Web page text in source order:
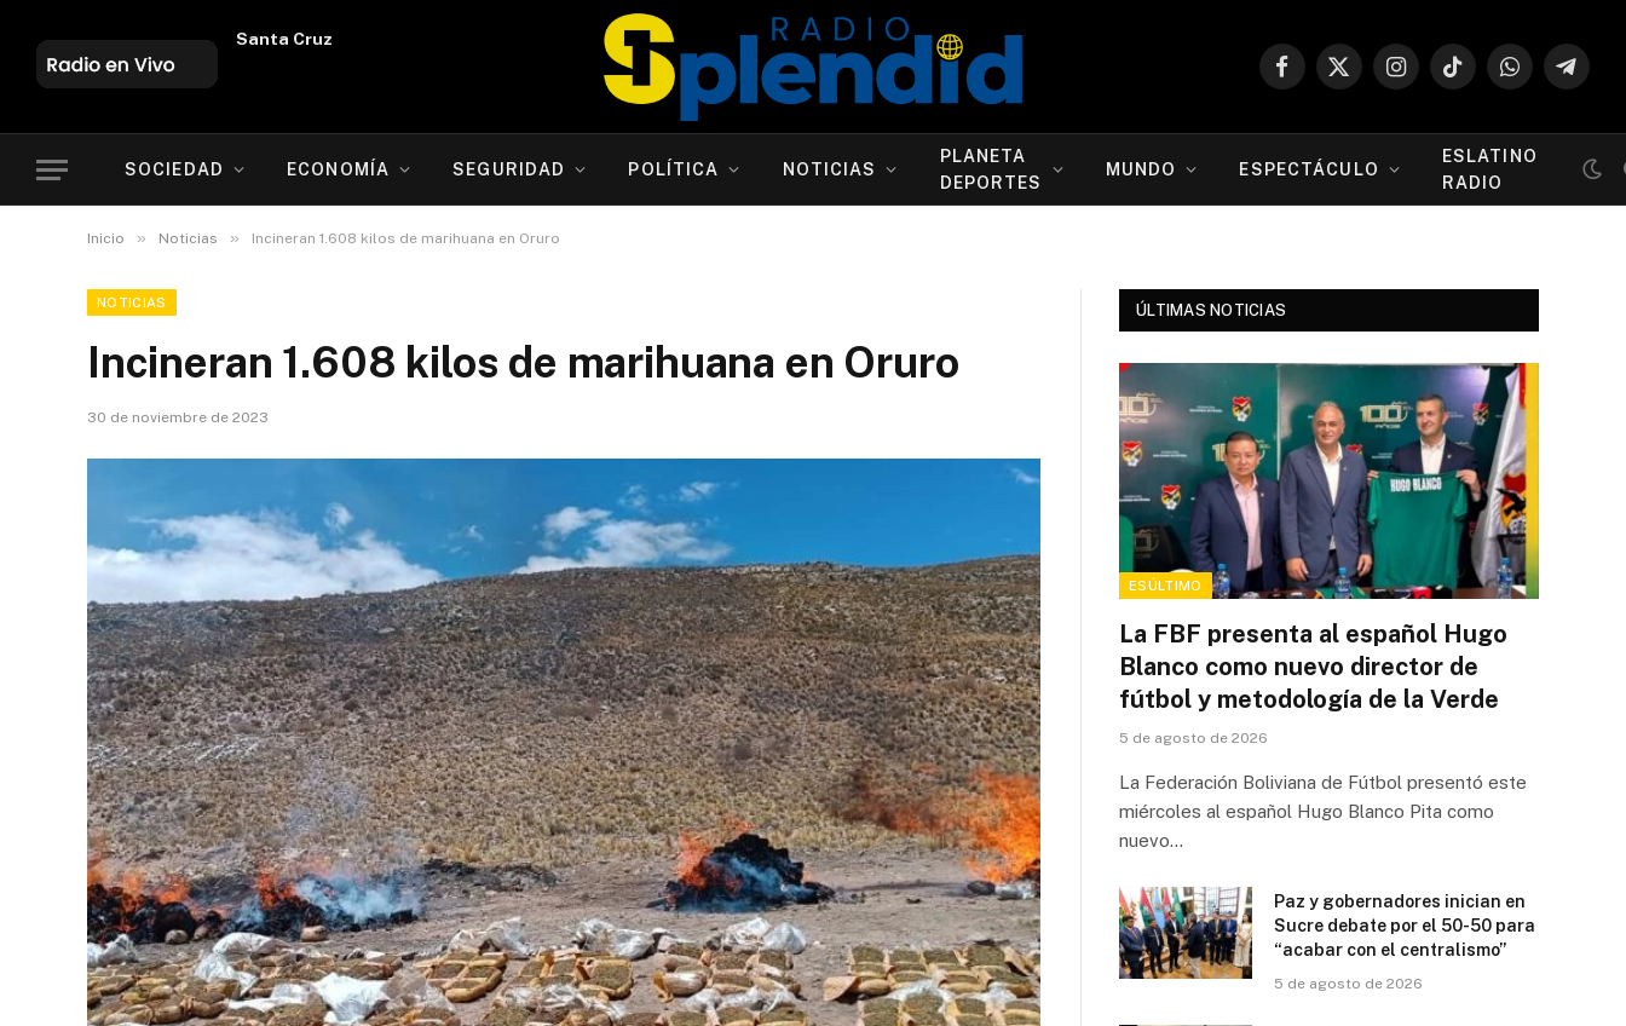
Oruro
Facebook
X
InstagramTikTokWhatsApp
SOCIEDAD ECONOMÍA SEGURIDAD POLÍTICA NOTICIAS
PLANETA
DEPORTES
MUNDO ESPECTÁCULO
ESLATINO
RADIO
Inicio » Noticias » Incineran 1.608 kilos de marihuana en Oruro
NOTICIAS
Incineran 1.608 kilos de marihuana en Oruro
30 de noviembre de 2023
ÚLTIMAS NOTICIAS
ESÚLTIMO
La FBF presenta al español Hugo
Blanco como nuevo director de
fútbol y metodología de la Verde
5 de agosto de 2026
La Federación Boliviana de Fútbol presentó este
miércoles al español Hugo Blanco Pita como
nuevo…
Paz y gobernadores inician en
Sucre debate por el 50-50 para
“acabar con el centralismo”
5 de agosto de 2026